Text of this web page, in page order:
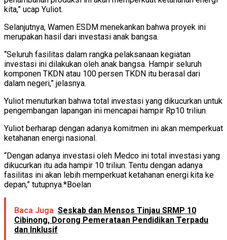
kita,” ucap Yuliot.
Selanjutnya, Wamen ESDM menekankan bahwa proyek ini
merupakan hasil dari investasi anak bangsa.
“Seluruh fasilitas dalam rangka pelaksanaan kegiatan
investasi ini dilakukan oleh anak bangsa. Hampir seluruh
komponen TKDN atau 100 persen TKDN itu berasal dari
dalam negeri,” jelasnya.
Yuliot menuturkan bahwa total investasi yang dikucurkan untuk
pengembangan lapangan ini mencapai hampir Rp10 triliun.
Yuliot berharap dengan adanya komitmen ini akan memperkuat
ketahanan energi nasional.
“Dengan adanya investasi oleh Medco ini total investasi yang
dikucurkan itu ada hampir 10 triliun. Tentu dengan adanya
fasilitas ini akan lebih memperkuat ketahanan energi kita ke
depan,” tutupnya.*Boelan
Baca Juga Seskab dan Mensos Tinjau SRMP 10
Cibinong, Dorong Pemerataan Pendidikan Terpadu
dan Inklusif